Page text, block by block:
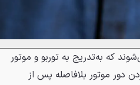
که به‌تدریج به توربو و موتور
دور موتور بلافاصله پس از